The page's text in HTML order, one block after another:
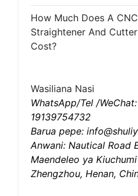
How Much Does A
Straightener And
Cost?
Wasiliana Nasi
WhatsApp/Tel /
19139754732
Barua pepe:
Anwani: Nautical Road
Maendeleo ya
Zhengzhou, Henan,